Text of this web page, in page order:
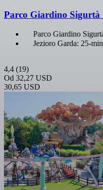
Parco Giardino Sigurtà
Parco Giardino
Jezioro Garda: 25-
4,4 (19)
Od 32,27 USD
30,65 USD